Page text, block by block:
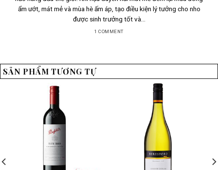
ẩm ướt, mát mẻ và mùa hè ấm áp, tạo điều kiện lý tưởng cho nho
được sinh trưởng tốt và...
1 COMMENT
SẢN PHẨM TƯƠNG TỰ